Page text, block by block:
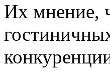
Их мнение,